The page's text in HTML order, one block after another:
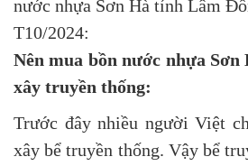
nước nhựa Sơn Hà tỉnh Lâm
T10/2024:
Nên mua bồn nước nhựa Sơn
xây truyền thống:
Trước đây nhiều người Việt
xây bể truyền thống. Vậy bể